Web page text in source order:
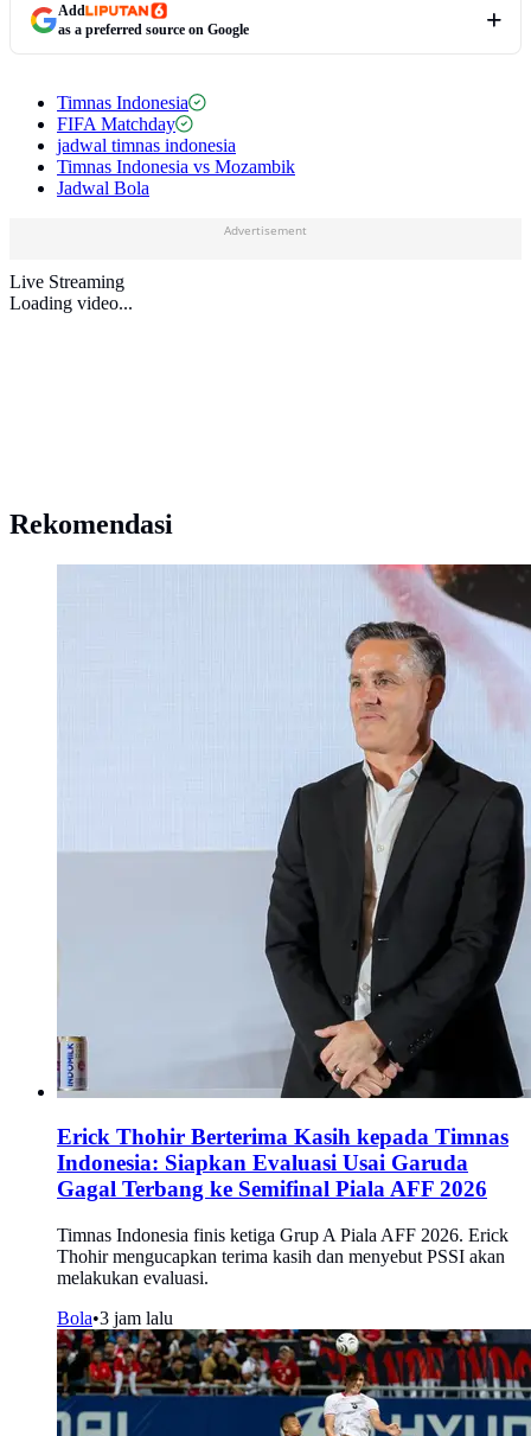
Add
as a preferred source on Google
Timnas Indonesia
FIFA Matchday
jadwal timnas indonesia
Timnas Indonesia vs Mozambik
Jadwal Bola
Advertisement
Live Streaming
Loading video...
Rekomendasi
Erick Thohir Berterima Kasih kepada Timnas
Indonesia: Siapkan Evaluasi Usai Garuda
Gagal Terbang ke Semifinal Piala AFF 2026
Timnas Indonesia finis ketiga Grup A Piala AFF 2026. Erick
Thohir mengucapkan terima kasih dan menyebut PSSI akan
melakukan evaluasi.
Bola•3 jam lalu